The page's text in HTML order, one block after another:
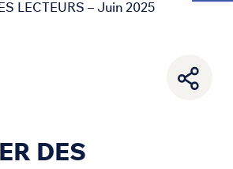
LECTEURS – Juin 2025
DES